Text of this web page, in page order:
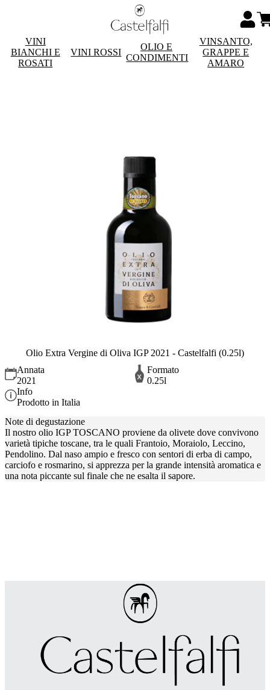
VINI
BIANCHI E
ROSATI
VINI ROSSI
OLIO E
CONDIMENTI
VINSANTO,
GRAPPE E
AMARO
Olio Extra Vergine di Oliva IGP 2021 - Castelfalfi (0.25l)
Annata
2021
Formato
0.25l
Info
Prodotto in Italia
Note di degustazione
Il nostro olio IGP TOSCANO proviene da olivete dove convivono
varietà tipiche toscane, tra le quali Frantoio, Moraiolo, Leccino,
Pendolino. Dal naso ampio e fresco con sentori di erba di campo,
carciofo e rosmarino, si apprezza per la grande intensità aromatica e
una nota piccante sul finale che ne esalta il sapore.